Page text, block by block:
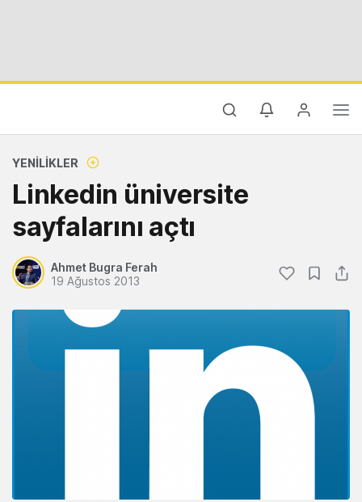
YENILIKLER
Linkedin üniversite
sayfalarını açtı
Ahmet Bugra Ferah
19 Ağustos 2013